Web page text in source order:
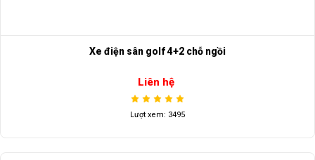
Xe điện sân golf 4+2 chỗ ngồi
Liên hệ
Lượt xem: 3495